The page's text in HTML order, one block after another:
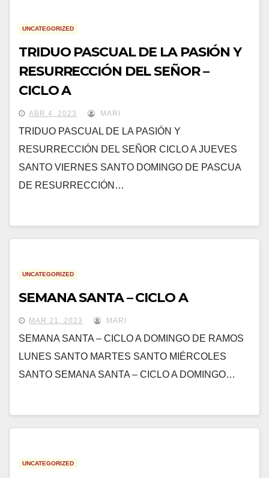
UNCATEGORIZED
TRIDUO PASCUAL DE LA PASIÓN Y
RESURRECCIÓN DEL SEÑOR –
CICLO A
ABR 4, 2023 MARI
TRIDUO PASCUAL DE LA PASIÓN Y
RESURRECCIÓN DEL SEÑOR CICLO A JUEVES
SANTO VIERNES SANTO DOMINGO DE PASCUA
DE RESURRECCIÓN…
UNCATEGORIZED
SEMANA SANTA – CICLO A
MAR 21, 2023 MARI
SEMANA SANTA – CICLO A DOMINGO DE RAMOS
LUNES SANTO MARTES SANTO MIÉRCOLES
SANTO SEMANA SANTA – CICLO A DOMINGO…
UNCATEGORIZED